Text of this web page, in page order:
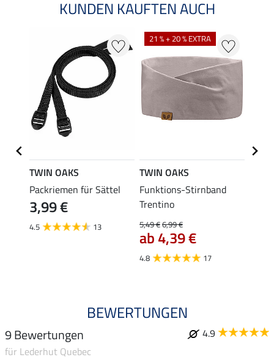
KUNDEN KAUFTEN AUCH
TWIN OAKS
Packriemen für Sättel
3,99 €
4.5 13
21 % + 20 % EXTRA
TWIN OAKS
Funktions-Stirnband
Trentino
5,49 €6,99 €
ab 4,39 €
4.8 17
BEWERTUNGEN
9 Bewertungen
4.9
für Lederhut Quebec